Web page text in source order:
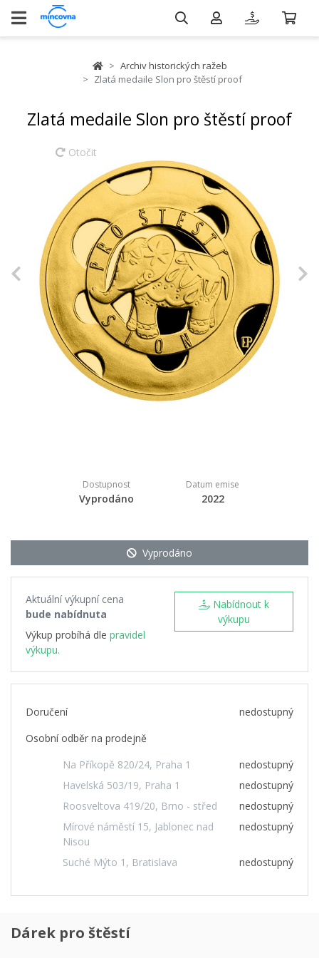
Archiv historických ražeb
Zlatá medaile Slon pro štěstí proof
Zlatá medaile Slon pro štěstí proof
Otočit
Previous
Dostupnost
Vyprodáno
Datum emise
2022
Vyprodáno
Aktuální výkupní cena
bude nabídnuta
Výkup probíhá dle pravidel
výkupu.
výkupu
Doručení
nedostupný
Osobní odběr na prodejně
Na Příkopě 820/24, Praha 1
nedostupný
Havelská 503/19, Praha 1
nedostupný
Roosveltova 419/20, Brno - střed
nedostupný
Mírové náměstí 15, Jablonec nad
Nisou
nedostupný
Suché Mýto 1, Bratislava nedostupný
Dárek pro štěstí